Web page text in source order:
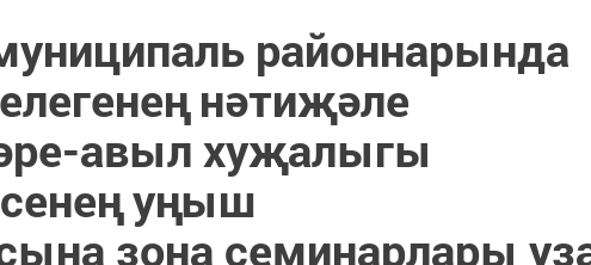
районнарында
нәтиҗәле
авыл хуҗалыгы
уңыш
зона семинарлары